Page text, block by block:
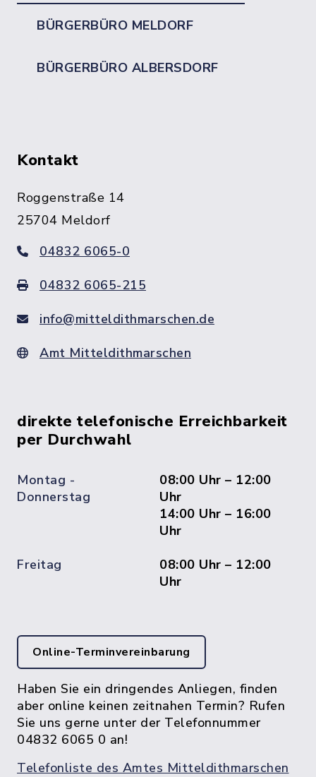
BÜRGERBÜRO MELDORF
BÜRGERBÜRO ALBERSDORF
Kontakt
Roggenstraße 14
25704 Meldorf
04832 6065-0
04832 6065-215
info@mitteldithmarschen.de
Amt Mitteldithmarschen
direkte telefonische Erreichbarkeit
per Durchwahl
Montag -
Donnerstag
08:00 Uhr – 12:00
Uhr
14:00 Uhr – 16:00
Uhr
Freitag
08:00 Uhr – 12:00
Uhr
Online-Terminvereinbarung
Haben Sie ein dringendes Anliegen, finden
aber online keinen zeitnahen Termin? Rufen
Sie uns gerne unter der Telefonnummer
04832 6065 0 an!
Telefonliste des Amtes Mitteldithmarschen